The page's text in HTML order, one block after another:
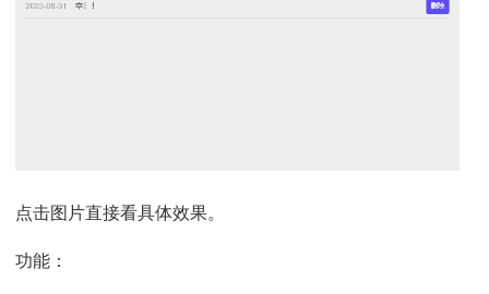
点击图片直接看具体效果。
功能：